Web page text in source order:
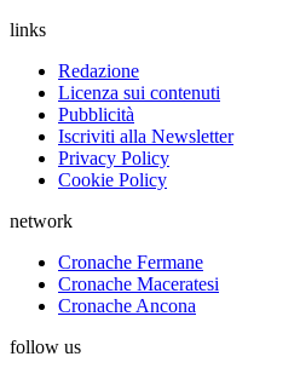
links
Redazione
Licenza sui contenuti
Pubblicità
Iscriviti alla Newsletter
Privacy Policy
Cookie Policy
network
Cronache Fermane
Cronache Maceratesi
Cronache Ancona
follow us